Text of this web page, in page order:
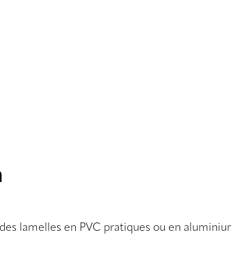
lamelles en PVC pratiques ou en